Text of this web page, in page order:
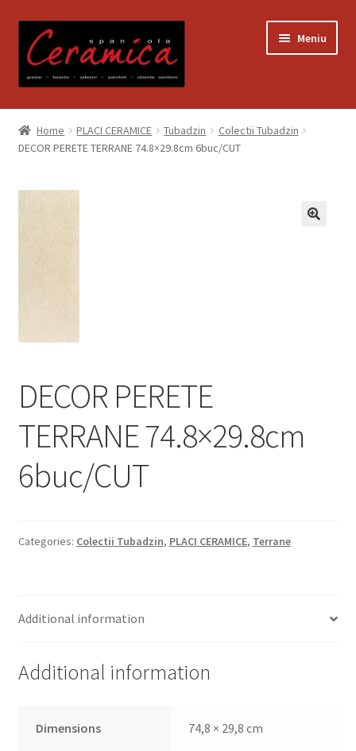
la
navigare
la
conținut
Meniu
Prima pagină
Blog
Contact
Plata si Livrare
Politică de confidențialitate
Politica de cookie
Plată
Home PLACI CERAMICE Tubadzin
Colectii Tubadzin
DECOR PERETE TERRANE 74.8×29.8cm 6buc/CUT
DECOR PERETE
TERRANE 74.8×29.8cm
6buc/CUT
Categories: Colectii Tubadzin, PLACI CERAMICE, Terrane
Additional information
Additional information
Dimensions 74,8 × 29,8 cm